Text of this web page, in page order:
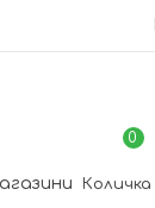
Количка
0